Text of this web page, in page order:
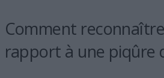
Comment
rapport à une piqûre